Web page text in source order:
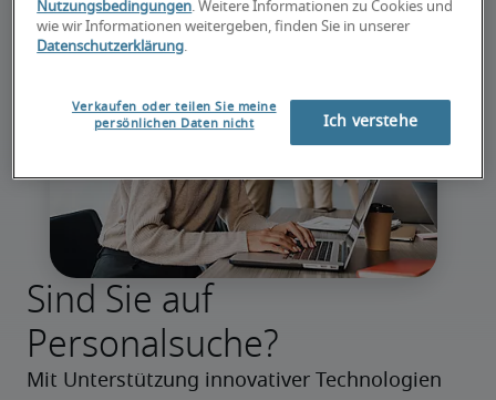
Sind Sie auf
Personalsuche?
Mit Unterstützung innovativer Technologien
Nutzungsbedingungen . Weitere Informationen zu Cookies und
wie wir Informationen weitergeben, finden Sie in unserer
Datenschutzerklärung
Verkaufen oder teilen Sie meine
persönlichen Daten nicht
Ich verstehe